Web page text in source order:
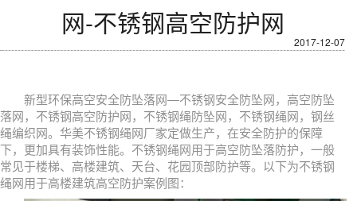
网-不锈钢高空防护网
2017-12-07
新型环保高空安全防坠落网—不锈钢安全防坠网，高空防坠
落网，不锈钢高空防护网，不锈钢绳防坠网，不锈钢绳网，钢丝
绳编织网。华美不锈钢绳网厂家定做生产，在安全防护的保障
下，更加具有装饰性能。不锈钢绳网用于高空防坠落防护，一般
常见于楼梯、高楼建筑、天台、花园顶部防护等。以下为不锈钢
绳网用于高楼建筑高空防护案例图：